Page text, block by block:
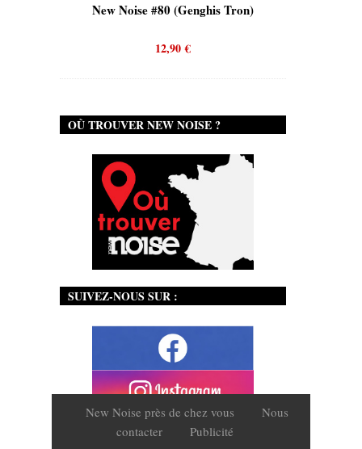
New Noise #80 (Genghis Tron)
12,90€
OÙ TROUVER NEW NOISE ?
SUIVEZ-NOUS SUR :
New Noise près de chez vous
Nous
contacter
Publicité